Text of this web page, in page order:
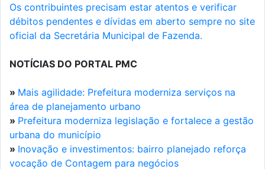
Os contribuintes precisam estar atentos e verificar
débitos pendentes e dívidas em aberto sempre no site
oficial da Secretária Municipal de Fazenda.
NOTÍCIAS DO PORTAL PMC
» Mais agilidade: Prefeitura moderniza serviços na
área de planejamento urbano
» Prefeitura moderniza legislação e fortalece a gestão
urbana do município
» Inovação e investimentos: bairro planejado reforça
vocação de Contagem para negócios